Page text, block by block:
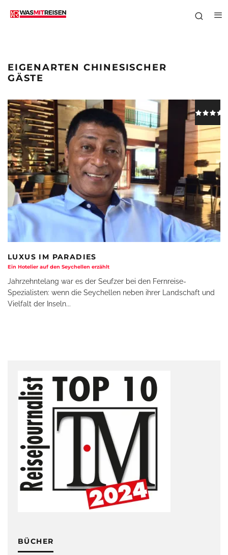
EIGENARTEN CHINESISCHER
GÄSTE
LUXUS IM PARADIES
Ein Hotelier auf den Seychellen erzählt
Jahrzehntelang war es der Seufzer bei den Fernreise-
Spezialisten: wenn die Seychellen neben ihrer Landschaft und
Vielfalt der Inseln...
BÜCHER